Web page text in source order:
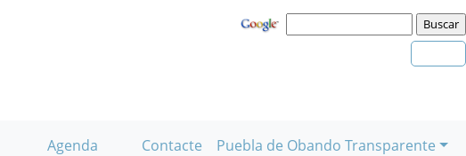
Agenda
Contacte Puebla de Obando Transparente